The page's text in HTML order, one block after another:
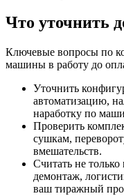
Что уточнить
Ключевые вопросы по
машины в работу до
Уточнить
автоматизацию,
наработку по
Проверить
сушкам,
вмешательств.
Считать не
демонтаж,
ваш тиражный